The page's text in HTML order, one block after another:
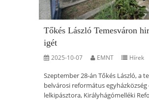
Tőkés László Temesváron
igét
2025-10-07 EMNT Hírek
Szeptember 28-án Tőkés László, a
belvárosi református
lelkipásztora, Királyhágómelléki